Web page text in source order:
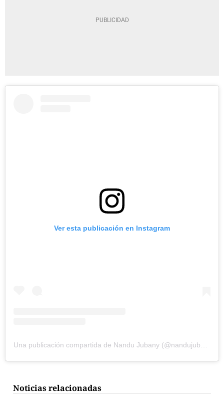
Ver esta publicación en Instagram
Una publicación compartida de Nandu Jubany (@nandujubany_oficial)
Noticias relacionadas